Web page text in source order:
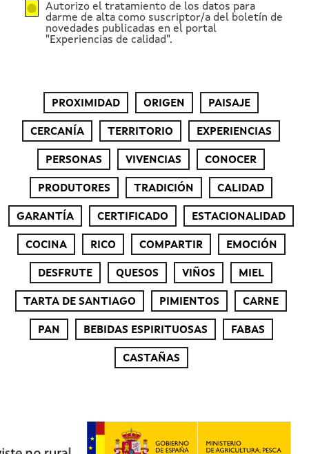
Autorizo el tratamiento de los datos para
darme de alta como suscriptor/a del boletín de
novedades publicadas en el portal
"Experiencias de calidad".
PROXIMIDAD ORIGEN PAISAJE
CERCANÍA TERRITORIO EXPERIENCIAS
PERSONAS VIVENCIAS CONOCER
PRODUTORES TRADICIÓN CALIDAD
GARANTÍA CERTIFICADO ESTACIONALIDAD
COCINA RICO COMPARTIR EMOCIÓN
DESFRUTE QUESOS VIÑOS MIEL
TARTA DE SANTIAGO PIMIENTOS CARNE
PAN BEBIDAS ESPIRITUOSAS FABAS
CASTAÑAS